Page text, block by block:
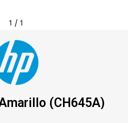
1 / 1
(CH645A)